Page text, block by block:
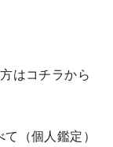
はコチラから
（個人鑑定）